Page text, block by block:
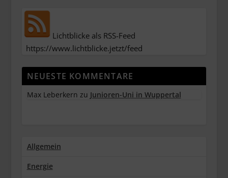
Lichtblicke als RSS-Feed
https://www.lichtblicke.jetzt/feed
NEUESTE KOMMENTARE
Max Leberkern zu Junioren-Uni in Wuppertal
Allgemein
Energie